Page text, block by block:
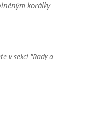
korálky
v sekci "Rady a